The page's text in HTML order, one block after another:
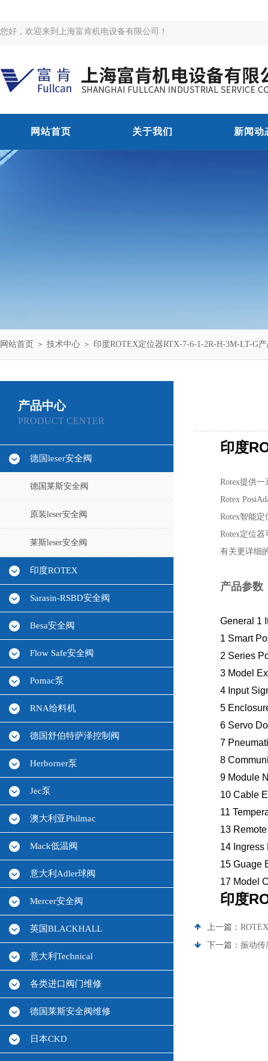
您好，欢迎来到上海富肯机电设备有限公司！
网站首页 关于我们 新闻动
网站首页 ＞ 技术中心 ＞ 印度ROTEX定位器RTX-7-6-1-2R-H-3M-LT-G
产品中心
PRODUCT CENTER
德国leser安全阀
德国莱斯安全阀
原装leser安全阀
莱斯leser安全阀
印度ROTEX
Sarasin-RSBD安全阀
Besa安全阀
Flow Safe安全阀
Pomac泵
RNA给料机
德国舒伯特萨泽控制阀
Herborner泵
Jec泵
澳大利亚Philmac
Mack低温阀
意大利Adler球阀
Mercer安全阀
英国BLACKHALL
意大利Technical
各类进口阀门维修
德国莱斯安全阀维修
日本CKD
印度
Rotex提供
Rotex
Rotex智能
Rotex定位
有关更详细
产品参数
General 1
1 Smart
2 Series
3 Model
4 Input
5
6 Servo
7
8
9 Module
10 Cable
11
13
14
15 Guage
17 Model
印度
上一篇：
下一篇： 振动传